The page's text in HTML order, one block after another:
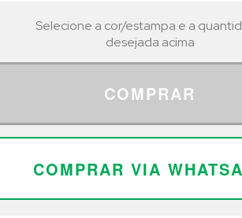
Selecione a cor/estampa e a
desejada acima
COMPRAR
COMPRAR VIA